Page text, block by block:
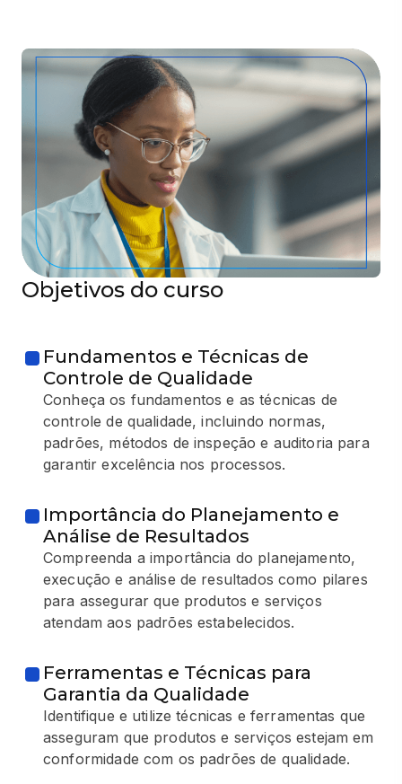
Objetivos do curso
Fundamentos e Técnicas de
Controle de Qualidade
Conheça os fundamentos e as técnicas de
controle de qualidade, incluindo normas,
padrões, métodos de inspeção e auditoria para
garantir excelência nos processos.
Importância do Planejamento e
Análise de Resultados
Compreenda a importância do planejamento,
execução e análise de resultados como pilares
para assegurar que produtos e serviços
atendam aos padrões estabelecidos.
Ferramentas e Técnicas para
Garantia da Qualidade
Identifique e utilize técnicas e ferramentas que
asseguram que produtos e serviços estejam em
conformidade com os padrões de qualidade.